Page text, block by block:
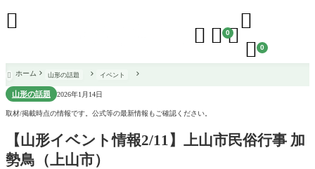
  0

 0

 ホーム 山形の話題 イベント
山形の話題 2026年1月14日
取材/掲載時点の情報です。公式等の最新情報もご確認ください。
【山形イベント情報2/11】上山市民俗行事 加
勢鳥（上山市）